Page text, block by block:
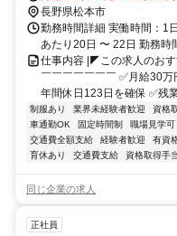
長野県松本市
勤務時間詳細 実働時間：1
あたり20日 〜 22日 勤務
仕事内容 |◤この求人のお
￣￣￣￣￣￣￣ ✅月給30
年間休日123日を確保 ✅残
制服あり 業界未経験者歓迎 資格
車通勤OK
固定時間制 職場見学可
交通費全額支給
経験者歓迎 有資
育休あり
交通費支給 資格取得手
同じ企業の求人
正社員